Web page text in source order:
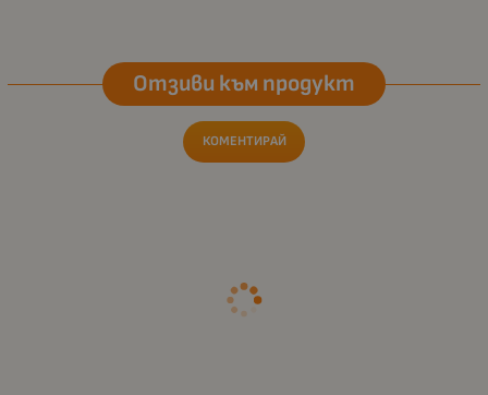
Отзиви към продукт
КОМЕНТИРАЙ